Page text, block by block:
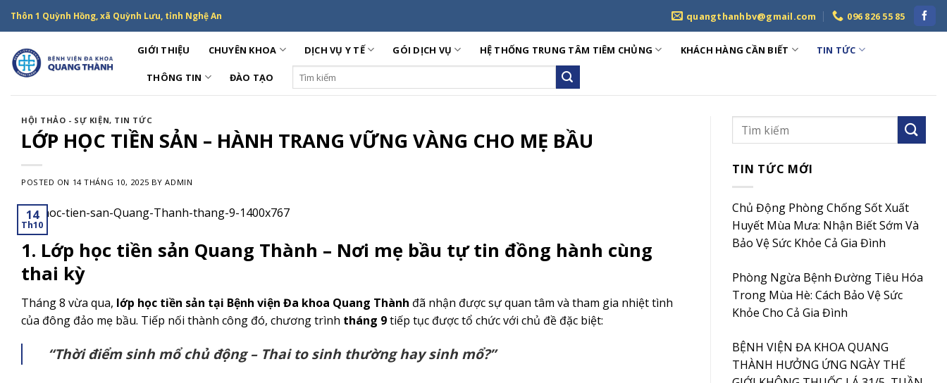
Thôn 1 Quỳnh Hồng, xã Quỳnh Lưu, tỉnh Nghệ An quangthanhbv@gmail.com 096 826 55 85
GIỚI THIỆU CHUYÊN KHOA DỊCH VỤ Y TẾ GÓI DỊCH VỤ HỆ THỐNG TRUNG TÂM TIÊM CHỦNG KHÁCH HÀNG CẦN BIẾT TIN TỨC
THÔNG TIN ĐÀO TẠO
Search
for:
HỘI THẢO - SỰ KIỆN, TIN TỨC
LỚP HỌC TIỀN SẢN – HÀNH TRANG VỮNG VÀNG CHO MẸ BẦU
POSTED ON 14 THÁNG 10, 2025 BYADMIN
14
Th10
1. Lớp học tiền sản Quang Thành – Nơi mẹ bầu tự tin đồng hành cùng
thai kỳ
Tháng 8 vừa qua, lớp học tiền sản tại Bệnh viện Đa khoa Quang Thành đã nhận được sự quan tâm và tham gia nhiệt tình
của đông đảo mẹ bầu. Tiếp nối thành công đó, chương trình tháng 9tiếp tục được tổ chức với chủ đề đặc biệt:
“Thời điểm sinh mổ chủ động – Thai to sinh thường hay sinh mổ?”
TIN TỨC MỚI
Chủ Động Phòng Chống Sốt Xuất
Huyết Mùa Mưa: Nhận Biết Sớm Và
Bảo Vệ Sức Khỏe Cả Gia Đình
Phòng Ngừa Bệnh Đường Tiêu Hóa
Trong Mùa Hè: Cách Bảo Vệ Sức
Khỏe Cho Cả Gia Đình
BỆNH VIỆN ĐA KHOA QUANG
THÀNH HƯỞNG ỨNG NGÀY THẾ